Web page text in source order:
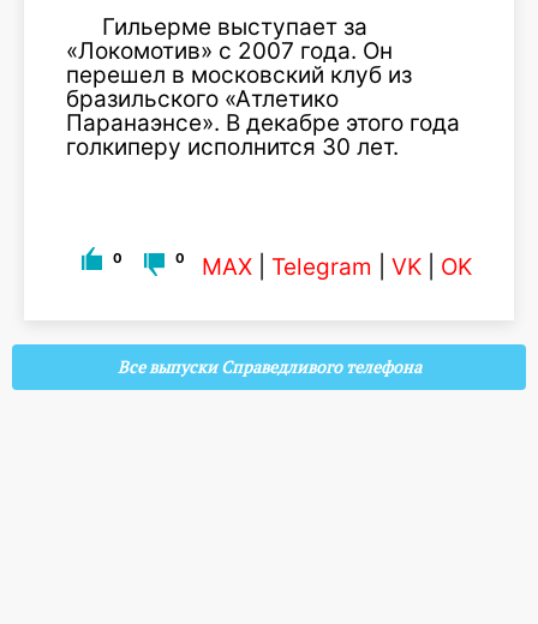
Гильерме выступает за
«Локомотив» с 2007 года. Он
перешел в московский клуб из
бразильского «Атлетико
Паранаэнсе». В декабре этого года
голкиперу исполнится 30 лет.
0 0 MAX Telegram VK OK
Все выпуски Справедливого телефона